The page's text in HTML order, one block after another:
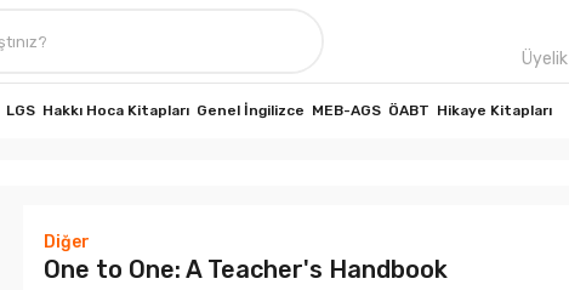
Üyelik
LGS Hakkı Hoca Kitapları Genel İngilizce MEB-AGS ÖABT Hikaye Kitapları
Diğer
One to One: A Teacher's Handbook